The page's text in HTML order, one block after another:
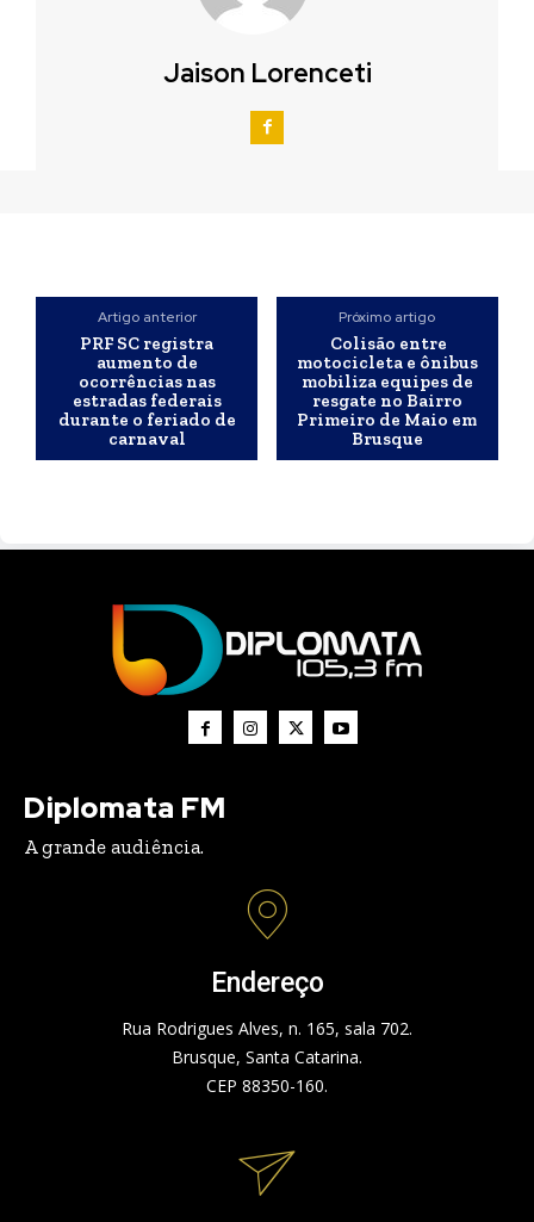
Jaison Lorenceti
Artigo anterior
PRF SC registra
aumento de
ocorrências nas
estradas federais
durante o feriado de
carnaval
Próximo artigo
Colisão entre
motocicleta e ônibus
mobiliza equipes de
resgate no Bairro
Primeiro de Maio em
Brusque
Diplomata FM
A grande audiência.
Endereço
Rua Rodrigues Alves, n. 165, sala 702.
Brusque, Santa Catarina.
CEP 88350-160.